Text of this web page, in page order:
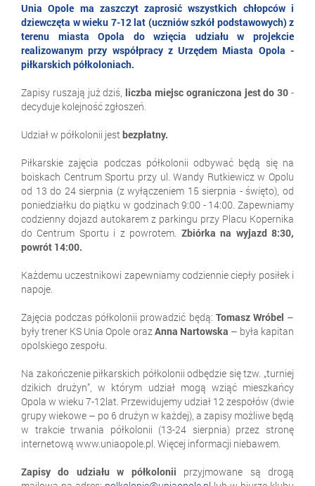
Unia Opole ma zaszczyt zaprosić wszystkich chłopców i
dziewczęta w wieku 7-12 lat (uczniów szkół podstawowych) z
terenu miasta Opola do wzięcia udziału w projekcie
realizowanym przy współpracy z Urzędem Miasta Opola -
piłkarskich półkoloniach.
Zapisy ruszają już dziś, liczba miejsc ograniczona jest do 30 -
decyduje kolejność zgłoszeń.
Udział w półkolonii jestbezpłatny.
Piłkarskie zajęcia podczas półkolonii odbywać będą się na
boiskach Centrum Sportu przy ul. Wandy Rutkiewicz w Opolu
od 13 do 24 sierpnia (z wyłączeniem 15 sierpnia - święto), od
poniedziałku do piątku w godzinach 9:00 - 14:00. Zapewniamy
codzienny dojazd autokarem z parkingu przy Placu Kopernika
do Centrum Sportu i z powrotem. Zbiórka na wyjazd 8:30,
powrót 14:00.
Każdemu uczestnikowi zapewniamy codziennie ciepły posiłek i
napoje.
Zajęcia podczas półkolonii prowadzić będą: Tomasz Wróbel –
były trener KS Unia Opole orazAnna Nartowska – była kapitan
opolskiego zespołu.
Na zakończenie piłkarskich półkolonii odbędzie się tzw. „turniej
dzikich drużyn”, w którym udział mogą wziąć mieszkańcy
Opola w wieku 7-12lat. Przewidujemy udział 12 zespołów (dwie
grupy wiekowe – po 6 drużyn w każdej), a zapisy możliwe będą
w trakcie trwania półkolonii (13-24 sierpnia) przez stronę
internetową www.uniaopole.pl. Więcej informacji niebawem.
Zapisy do udziału w półkolonii przyjmowane są drogą